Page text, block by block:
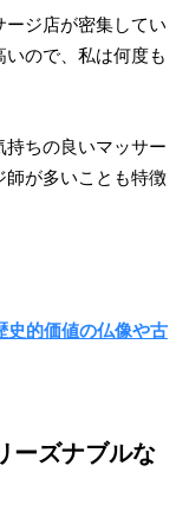
ージ店が密集してい
ので、私は何度も
ちの良いマッサー
師が多いことも特徴
史的価値の仏像や古
ーズナブルな